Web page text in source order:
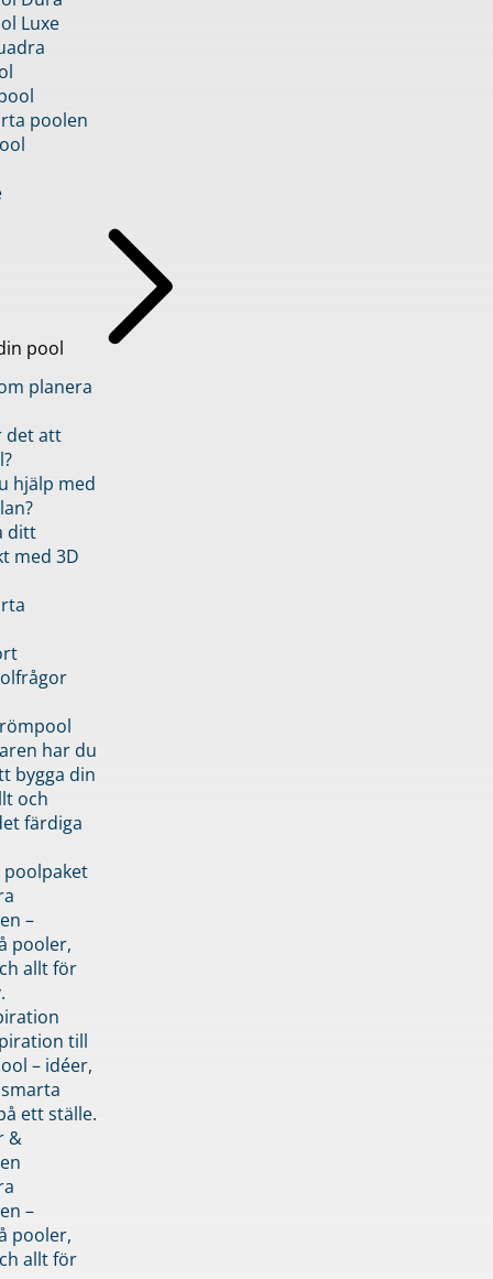
Luxe
poolen
pool
planera
det att
hjälp med
ditt
med 3D
har du
bygga din
och
färdiga
–
pooler,
allt för
till
– idéer,
ett ställe.
&
–
pooler,
allt för